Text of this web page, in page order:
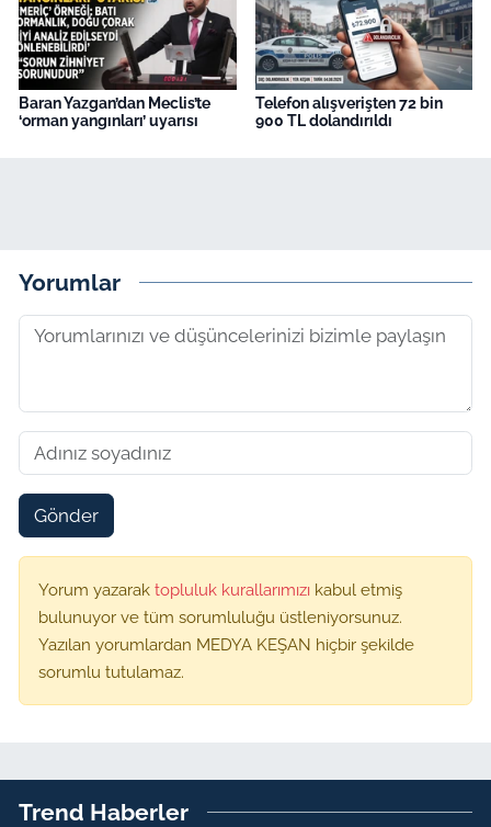
Baran Yazgan’dan Meclis’te
‘orman yangınları’ uyarısı
Telefon alışverişten 72 bin
900 TL dolandırıldı
Yorumlar
Gönder
Yorum yazarak topluluk kurallarımızı kabul etmiş
bulunuyor ve tüm sorumluluğu üstleniyorsunuz.
Yazılan yorumlardan MEDYA KEŞAN hiçbir şekilde
sorumlu tutulamaz.
Trend Haberler